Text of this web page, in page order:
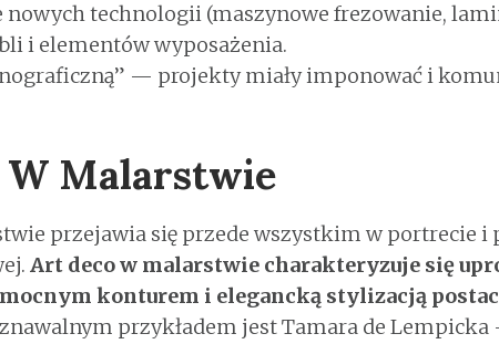
nowych technologii (maszynowe frezowanie,
i elementów wyposażenia.
— projekty miały imponować i
Malarstwie
przejawia się przede wszystkim w portrecie i
Art deco w malarstwie charakteryzuje się
konturem i elegancką stylizacją
przykładem jest Tamara de